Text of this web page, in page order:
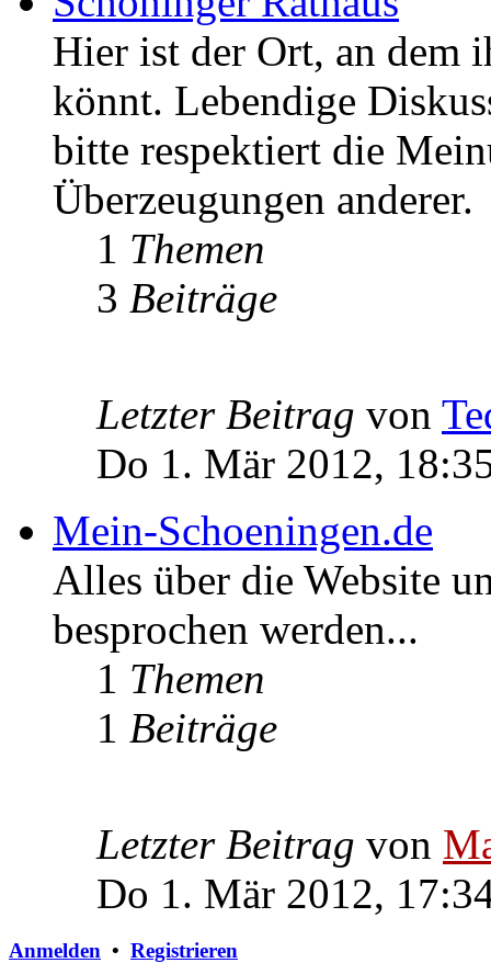
Hier ist der Ort, an dem
könnt. Lebendige
bitte respektiert die
Überzeugungen anderer.
1 Themen
3 Beiträge
Letzter Beitrag von
Do 1. Mär 2012,
Mein-Schoeningen.de
Alles über die Website
besprochen werden...
1 Themen
1 Beiträge
Letzter Beitrag von
Do 1. Mär 2012,
Anmelden • Registrieren